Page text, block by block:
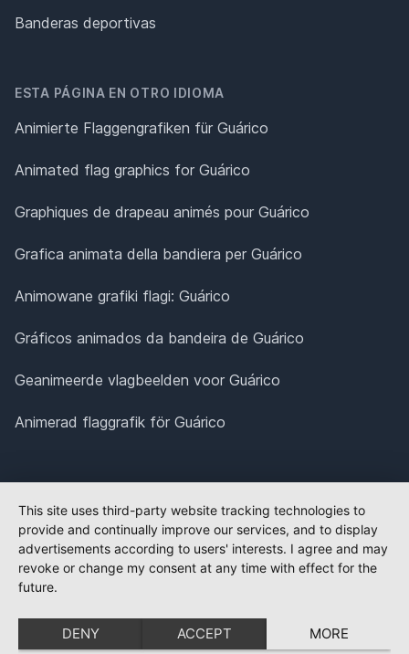
Banderas deportivas
ESTA PÁGINA EN OTRO IDIOMA
Animierte Flaggengrafiken für Guárico
Animated flag graphics for Guárico
Graphiques de drapeau animés pour Guárico
Grafica animata della bandiera per Guárico
Animowane grafiki flagi: Guárico
Gráficos animados da bandeira de Guárico
Geanimeerde vlagbeelden voor Guárico
Animerad flaggrafik för Guárico
This site uses third-party website tracking technologies to
provide and continually improve our services, and to display
advertisements according to users' interests. I agree and may
revoke or change my consent at any time with effect for the
future.
DENY ACCEPT MORE